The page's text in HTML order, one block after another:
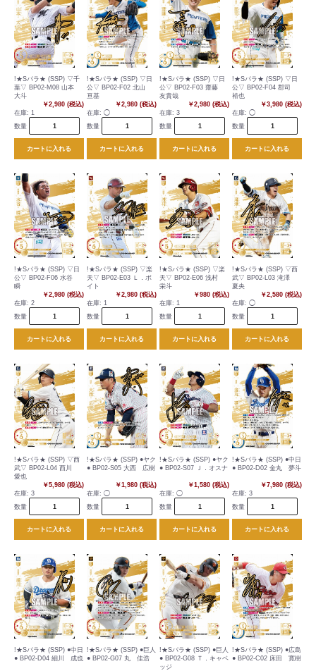
!★Sパラ★ (SSP) ▽千
葉▽ BP02-M08 山本
大斗
￥2,980 (税込)
在庫: 1
数量
カートに入れる
!★Sパラ★ (SSP) ▽日
公▽ BP02-F02 北山
亘基
￥2,980 (税込)
在庫: ◯
数量
カートに入れる
!★Sパラ★ (SSP) ▽日
公▽ BP02-F03 齋藤
友貴哉
￥2,980 (税込)
在庫: 3
数量
カートに入れる
!★Sパラ★ (SSP) ▽日
公▽ BP02-F04 郡司
裕也
￥3,980 (税込)
在庫: ◯
数量
カートに入れる
!★Sパラ★ (SSP) ▽日
公▽ BP02-F06 水谷
瞬
￥2,980 (税込)
在庫: 2
数量
カートに入れる
!★Sパラ★ (SSP) ▽楽
天▽ BP02-E03 Ｌ．ボ
イト
￥2,980 (税込)
在庫: 1
数量
カートに入れる
!★Sパラ★ (SSP) ▽楽
天▽ BP02-E06 浅村
栄斗
￥980 (税込)
在庫: 1
数量
カートに入れる
!★Sパラ★ (SSP) ▽西
武▽ BP02-L03 滝澤
夏央
￥2,580 (税込)
在庫: ◯
数量
カートに入れる
!★Sパラ★ (SSP) ▽西
武▽ BP02-L04 西川
愛也
￥5,980 (税込)
在庫: 3
数量
カートに入れる
!★Sパラ★ (SSP) ●ヤク
● BP02-S05 大西 広樹
￥1,980 (税込)
在庫: ◯
数量
カートに入れる
!★Sパラ★ (SSP) ●ヤク
● BP02-S07 Ｊ．オスナ
￥1,580 (税込)
在庫: ◯
数量
カートに入れる
!★Sパラ★ (SSP) ●中日
● BP02-D02 金丸 夢斗
￥7,980 (税込)
在庫: 3
数量
カートに入れる
!★Sパラ★ (SSP) ●中日
● BP02-D04 細川 成也
!★Sパラ★ (SSP) ●巨人
● BP02-G07 丸 佳浩
!★Sパラ★ (SSP) ●巨人
● BP02-G08 Ｔ．キャベ
ッジ
!★Sパラ★ (SSP) ●広島
● BP02-C02 床田 寛樹